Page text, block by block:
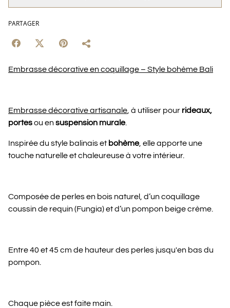
PARTAGER
Embrasse décorative en coquillage – Style bohème Bali
Embrasse décorative artisanale , à utiliser pour rideaux,
portesou ensuspension murale.
Inspirée du style balinais et bohème, elle apporte une
touche naturelle et chaleureuse à votre intérieur.
Composée de perles en bois naturel, d’un coquillage
coussin de requin (Fungia) et d’un pompon beige crème.
Entre 40 et 45 cm de hauteur des perles jusqu'en bas du
pompon.
Chaque pièce est faite main.